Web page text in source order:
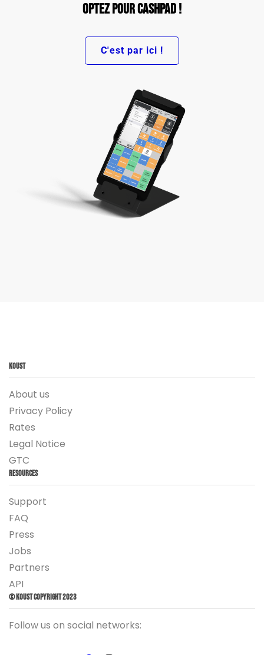
OPTEZ POUR CASHPAD !
C'est par ici !
Koust
About us
Privacy Policy
Rates
Legal Notice
GTC
Resources
Support
FAQ
Press
Jobs
Partners
API
© Koust Copyright 2023
Follow us on social networks: